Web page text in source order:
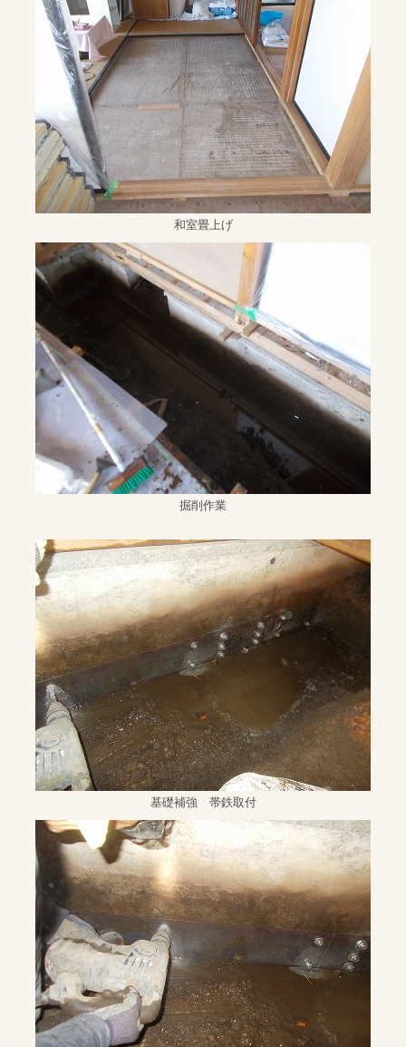
和室畳上げ
掘削作業
基礎補強 帯鉄取付